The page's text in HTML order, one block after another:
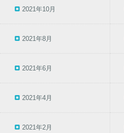
2021年10月
2021年8月
2021年6月
2021年4月
2021年2月